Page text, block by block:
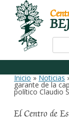
Inicio»Noticias
garante de la
político Claudio
El Centro de